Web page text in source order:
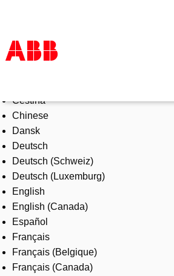
Products & Solutions
Industries
Services
About us
Where to buy
Contact us
Careers
Čeština
Chinese
Dansk
Deutsch
Deutsch (Schweiz)
Deutsch (Luxemburg)
English
English (Canada)
Español
Français
Français (Belgique)
Français (Canada)